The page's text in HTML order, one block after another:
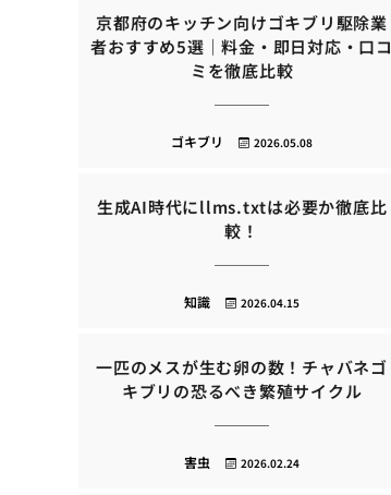
京都府のキッチン向けゴキブリ駆除業
者おすすめ5選｜料金・即日対応・口コ
ミを徹底比較
2026.05.08
ゴキブリ
生成AI時代にllms.txtは必要か徹底比
較！
2026.04.15
知識
一匹のメスが生む卵の数！チャバネゴ
キブリの恐るべき繁殖サイクル
2026.02.24
害虫